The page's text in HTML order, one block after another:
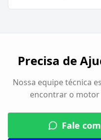
Precisa de
Nossa equipe técnica
encontrar o motor
Fale